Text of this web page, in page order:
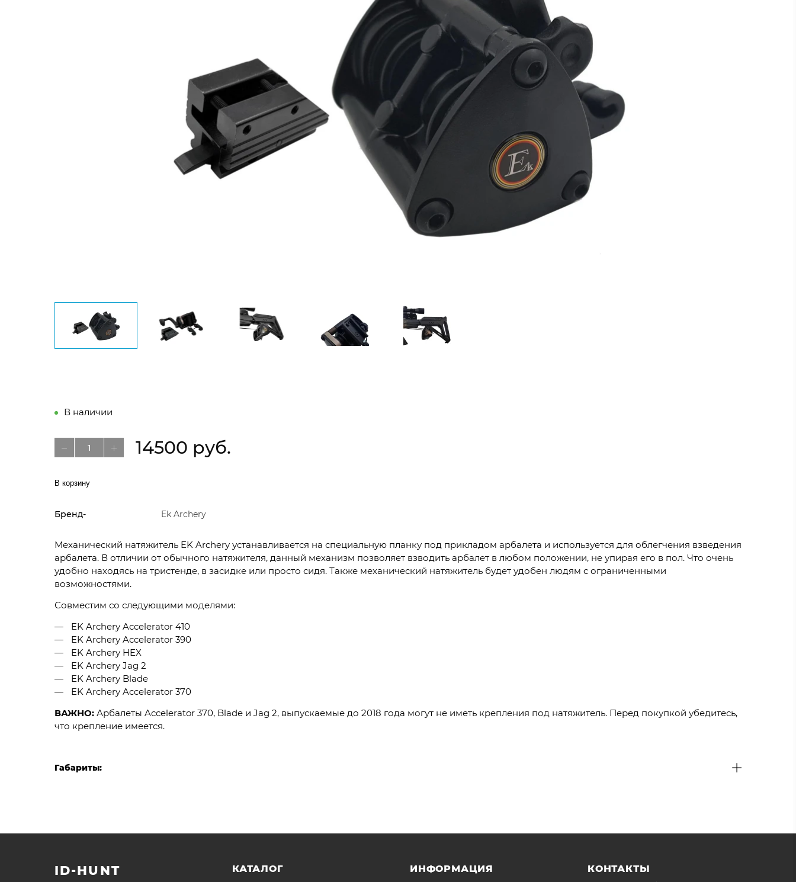
В наличии
14500 руб.
В корзину
Бренд- Ek Archery
Механический натяжитель EK Archery устанавливается на специальную планку под прикладом арбалета и используется для облегчения взведения
арбалета. В отличии от обычного натяжителя, данный механизм позволяет взводить арбалет в любом положении, не упирая его в пол. Что очень
удобно находясь на тристенде, в засидке или просто сидя. Также механический натяжитель будет удобен людям с ограниченными
возможностями.
Совместим со следующими моделями:
EK Archery Accelerator 410
EK Archery Accelerator 390
EK Archery HEX
EK Archery Jag 2
EK Archery Blade
EK Archery Accelerator 370
ВАЖНО: Арбалеты Accelerator 370, Blade и Jag 2, выпускаемые до 2018 года могут не иметь крепления под натяжитель. Перед покупкой убедитесь,
что крепление имеется.
Габариты:
ID-HUNT КАТАЛОГ ИНФОРМАЦИЯ КОНТАКТЫ